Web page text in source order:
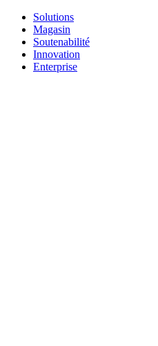
Solutions
Magasin
Soutenabilité
Innovation
Enterprise